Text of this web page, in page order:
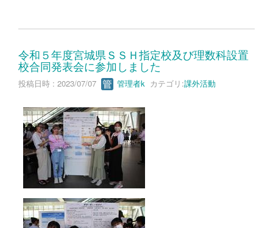
令和５年度宮城県ＳＳＨ指定校及び理数科設置
校合同発表会に参加しました
投稿日時 : 2023/07/07 管理者k カテゴリ:課外活動